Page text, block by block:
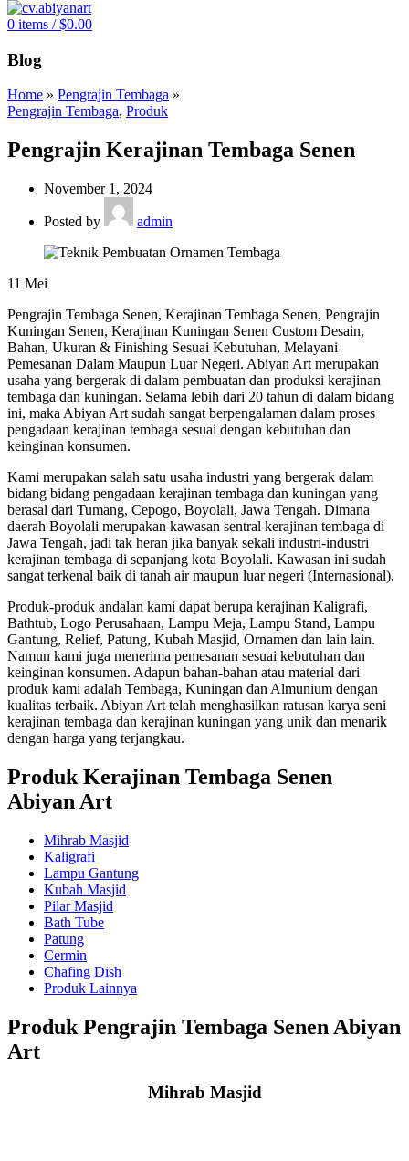
0 items / $0.00
Blog
Home » Pengrajin Tembaga »
Pengrajin Tembaga, Produk
Pengrajin Kerajinan Tembaga Senen
November 1, 2024
Posted by admin
11 Mei
Pengrajin Tembaga Senen, Kerajinan Tembaga Senen, Pengrajin
Kuningan Senen, Kerajinan Kuningan Senen Custom Desain,
Bahan, Ukuran & Finishing Sesuai Kebutuhan, Melayani
Pemesanan Dalam Maupun Luar Negeri. Abiyan Art merupakan
usaha yang bergerak di dalam pembuatan dan produksi kerajinan
tembaga dan kuningan. Selama lebih dari 20 tahun di dalam bidang
ini, maka Abiyan Art sudah sangat berpengalaman dalam proses
pengadaan kerajinan tembaga sesuai dengan kebutuhan dan
keinginan konsumen.
Kami merupakan salah satu usaha industri yang bergerak dalam
bidang bidang pengadaan kerajinan tembaga dan kuningan yang
berasal dari Tumang, Cepogo, Boyolali, Jawa Tengah. Dimana
daerah Boyolali merupakan kawasan sentral kerajinan tembaga di
Jawa Tengah, jadi tak heran jika banyak sekali industri-industri
kerajinan tembaga di sepanjang kota Boyolali. Kawasan ini sudah
sangat terkenal baik di tanah air maupun luar negeri (Internasional).
Produk-produk andalan kami dapat berupa kerajinan Kaligrafi,
Bathtub, Logo Perusahaan, Lampu Meja, Lampu Stand, Lampu
Gantung, Relief, Patung, Kubah Masjid, Ornamen dan lain lain.
Namun kami juga menerima pemesanan sesuai kebutuhan dan
keinginan konsumen. Adapun bahan-bahan atau material dari
produk kami adalah Tembaga, Kuningan dan Almunium dengan
kualitas terbaik. Abiyan Art telah menghasilkan ratusan karya seni
kerajinan tembaga dan kerajinan kuningan yang unik dan menarik
dengan harga yang terjangkau.
Produk Kerajinan Tembaga Senen
Abiyan Art
Mihrab Masjid
Kaligrafi
Lampu Gantung
Kubah Masjid
Pilar Masjid
Bath Tube
Patung
Cermin
Chafing Dish
Produk Lainnya
Produk Pengrajin Tembaga Senen Abiyan
Art
Mihrab Masjid